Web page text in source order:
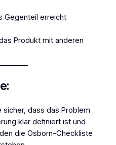
Gegenteil erreicht
Produkt mit anderen
sicher, dass das Problem
klar definiert ist und
die Osborn-Checkliste